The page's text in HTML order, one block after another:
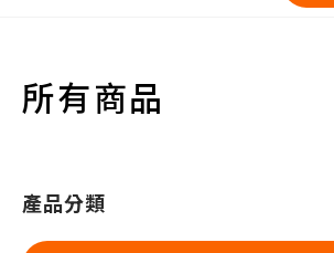
挑戰市場新低價-iphone/三星..每日最新價格行情
所有商品
產品分類